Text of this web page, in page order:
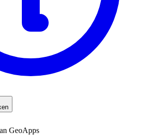
GeoApps